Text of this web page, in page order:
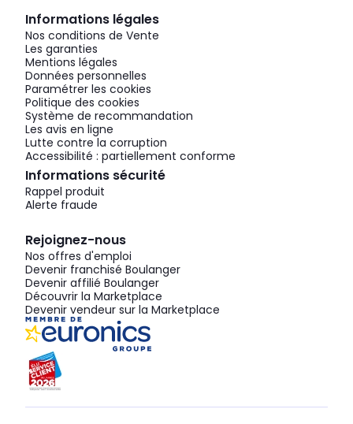
Informations légales
Nos conditions de Vente
Les garanties
Mentions légales
Données personnelles
Paramétrer les cookies
Politique des cookies
Système de recommandation
Les avis en ligne
Lutte contre la corruption
Accessibilité : partiellement conforme
Informations sécurité
Rappel produit
Alerte fraude
Rejoignez-nous
Nos offres d'emploi
Devenir franchisé Boulanger
Devenir affilié Boulanger
Découvrir la Marketplace
Devenir vendeur sur la Marketplace